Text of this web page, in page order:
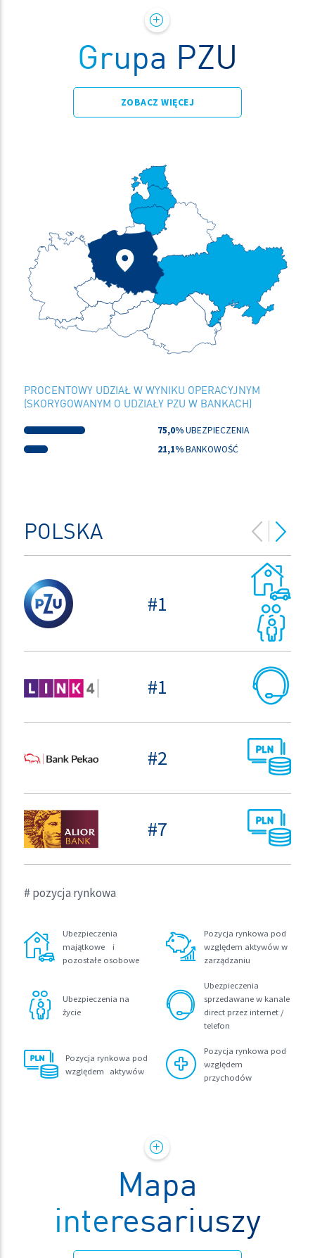
Grupa PZU
ZOBACZ WIĘCEJ
PROCENTOWY UDZIAŁ W WYNIKU OPERACYJNYM
(SKORYGOWANYM O UDZIAŁY PZU W BANKACH)
75,0%UBEZPIECZENIA
21,1%BANKOWOŚĆ
POLSKA
#1
#1
#2
#7
# pozycja rynkowa
Ubezpieczenia
majątkowe i
pozostałe osobowe
Pozycja rynkowa pod
względem aktywów w
zarządzaniu
Ubezpieczenia na
życie
Ubezpieczenia
sprzedawane w kanale
direct przez internet /
telefon
Pozycja rynkowa pod
względem aktywów
Pozycja rynkowa pod
względem
przychodów
Mapa
interesariuszy